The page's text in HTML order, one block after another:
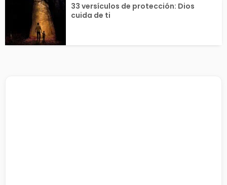
33 versículos de protección: Dios
cuida de ti